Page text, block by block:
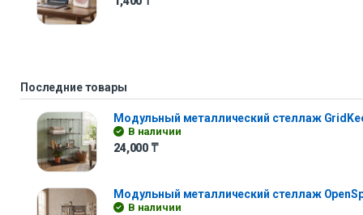
Последние товары
Модульный металлический стеллаж
В наличии
24,000 ₸
Модульный металлический стеллаж
В наличии